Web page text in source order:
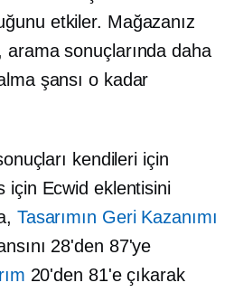
etkiler. Mağazanız
arama sonuçlarında daha
şansı o kadar
kendileri için
için Ecwid eklentisini
Tasarımın Geri Kazanımı
28'den 87'ye
20'den 81'e çıkarak